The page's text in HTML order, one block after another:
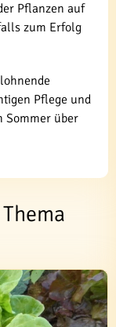
Pflanzen auf
zum Erfolg
Pflege und
Sommer über